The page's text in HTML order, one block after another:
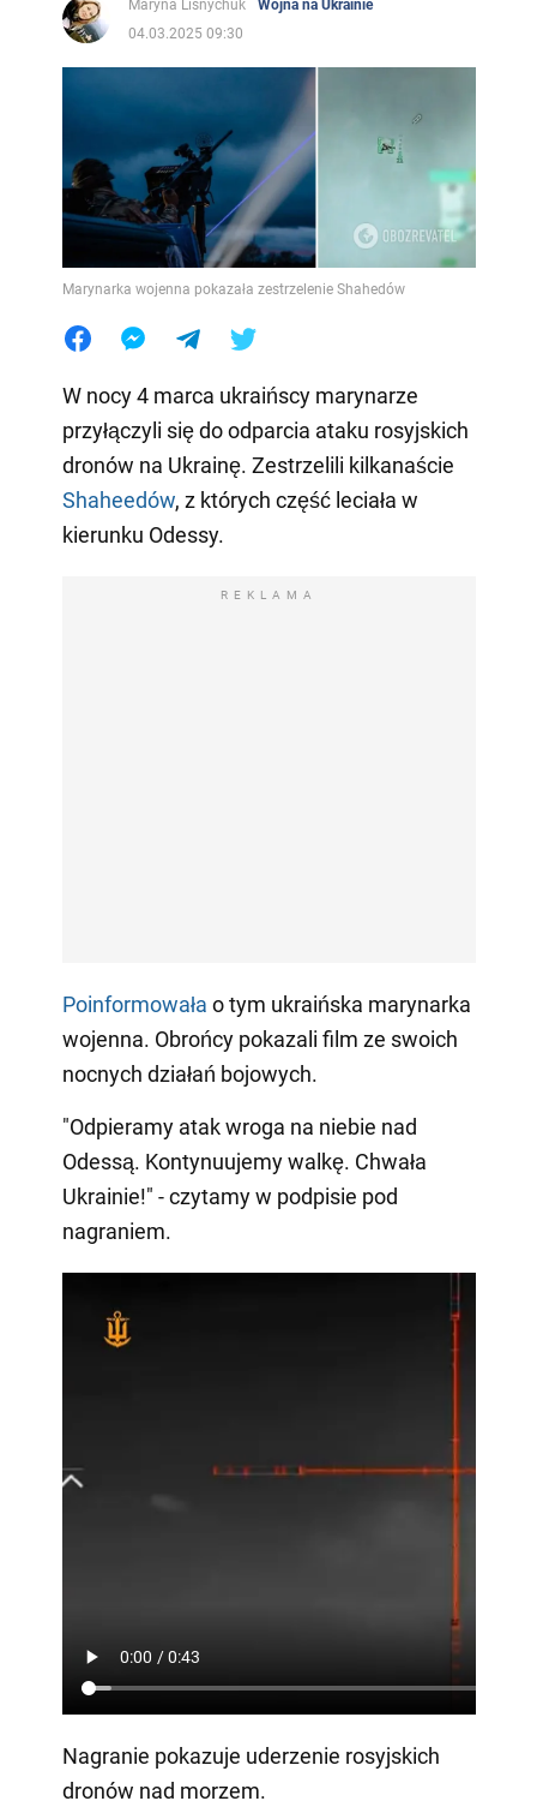
Maryna Lisnychuk
Wojna na Ukrainie
04.03.2025 09:30
Marynarka wojenna pokazała zestrzelenie Shahedów
W nocy 4 marca ukraińscy marynarze
przyłączyli się do odparcia ataku rosyjskich
dronów na Ukrainę. Zestrzelili kilkanaście
Shaheedów, z których część leciała w
kierunku Odessy.
REKLAMA
Poinformowała o tym ukraińska marynarka
wojenna. Obrońcy pokazali film ze swoich
nocnych działań bojowych.
"Odpieramy atak wroga na niebie nad
Odessą. Kontynuujemy walkę. Chwała
Ukrainie!" - czytamy w podpisie pod
nagraniem.
Nagranie pokazuje uderzenie rosyjskich
dronów nad morzem.